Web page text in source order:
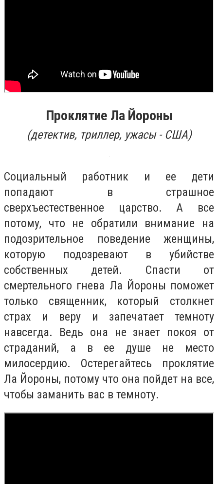
Проклятие Ла Йороны
(детектив, триллер, ужасы - США)
Социальный работник и ее дети
попадают в страшное
сверхъестественное царство. А все
потому, что не обратили внимание на
подозрительное поведение женщины,
которую подозревают в убийстве
собственных детей. Спасти от
смертельного гнева Ла Йороны поможет
только священник, который столкнет
страх и веру и запечатает темноту
навсегда. Ведь она не знает покоя от
страданий, а в ее душе не место
милосердию. Остерегайтесь проклятие
Ла Йороны, потому что она пойдет на все,
чтобы заманить вас в темноту.